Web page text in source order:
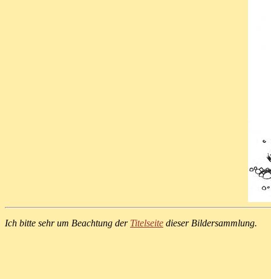
Ich bitte sehr um Beachtung der Titelseite dieser Bildersammlung.